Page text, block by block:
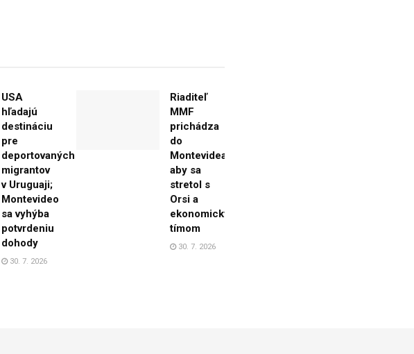
USA
hľadajú
destináciu
pre
deportovaných
migrantov
v Uruguaji;
Montevideo
sa vyhýba
potvrdeniu
dohody
30. 7. 2026
Riaditeľ
MMF
prichádza
do
Montevidea,
aby sa
stretol s
Orsi a
ekonomickým
tímom
30. 7. 2026